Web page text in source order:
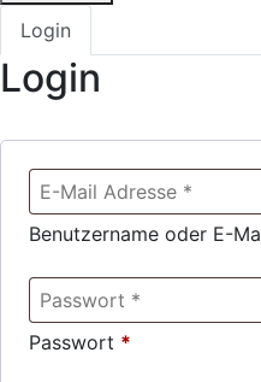
Login
Login
Benutzername oder E-
Passwort *